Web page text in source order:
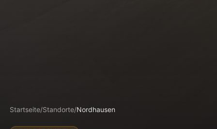
Startseite/Standorte/Nordhausen